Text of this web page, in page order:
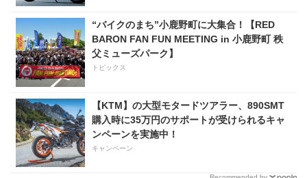
“バイクのまち”小鹿野町に大集合！【RED
BARON FAN FUN MEETING in 小鹿野町 秩
父ミューズパーク】
トピックス
【KTM】の大型モタードツアラー、890SMT
購入時に35万円のサポートが受けられるキャ
ンペーンを実施中！
キャンペーン